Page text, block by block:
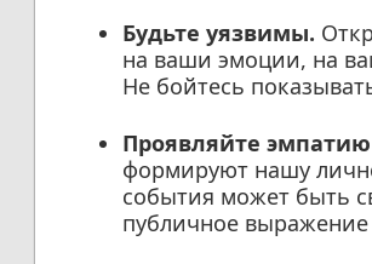
Будьте уязвимы.
на ваши эмоции, на
Не бойтесь
Проявляйте
формируют нашу
события может быть
публичное